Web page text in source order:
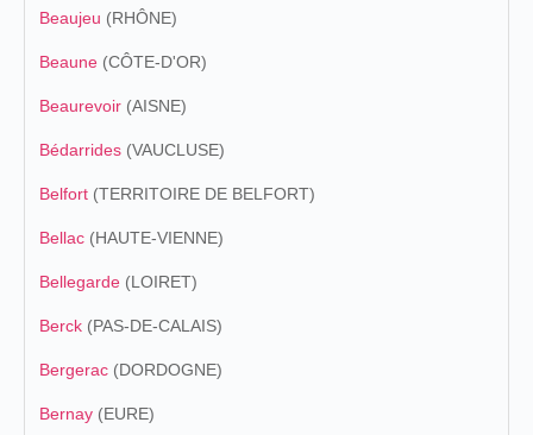
Beaujeu (RHÔNE)
Beaune (CÔTE-D'OR)
Beaurevoir (AISNE)
Bédarrides (VAUCLUSE)
Belfort (TERRITOIRE DE BELFORT)
Bellac (HAUTE-VIENNE)
Bellegarde (LOIRET)
Berck (PAS-DE-CALAIS)
Bergerac (DORDOGNE)
Bernay (EURE)